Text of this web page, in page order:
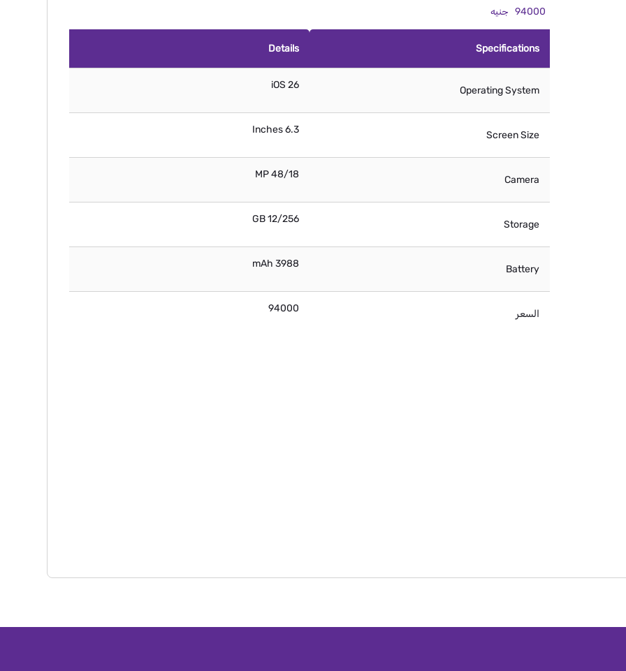
94000 جنيه
Specifications
Details
Operating System
iOS 26
Screen Size
6.3 Inches
Camera
48/18 MP
Storage
12/256 GB
Battery
3988 mAh
السعر 94000